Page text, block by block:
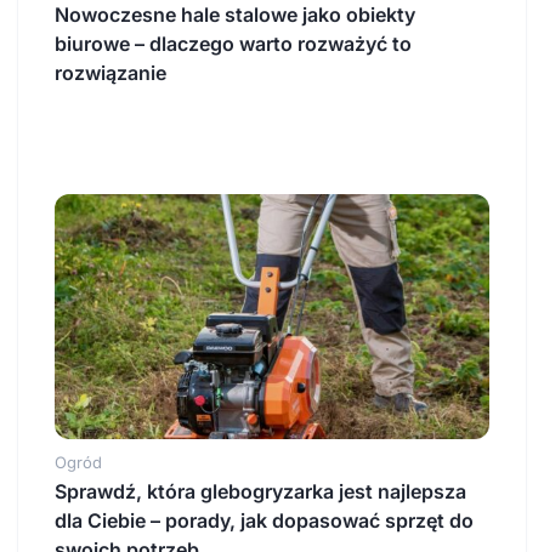
Nowoczesne hale stalowe jako obiekty
biurowe – dlaczego warto rozważyć to
rozwiązanie
Ogród
Sprawdź, która glebogryzarka jest najlepsza
dla Ciebie – porady, jak dopasować sprzęt do